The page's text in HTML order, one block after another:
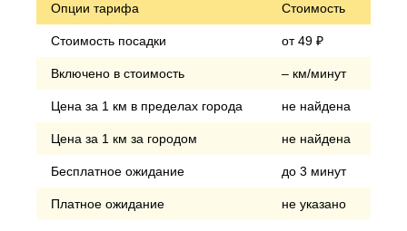
Опции тарифа Стоимость
Стоимость посадки от 49 ₽
Включено в стоимость – км/минут
Цена за 1 км в пределах города не найдена
Цена за 1 км за городом не найдена
Бесплатное ожидание до 3 минут
Платное ожидание не указано